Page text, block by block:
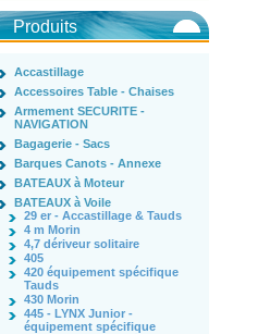
Produits
Accastillage
Accessoires Table - Chaises
Armement SECURITE -
NAVIGATION
Bagagerie - Sacs
Barques Canots - Annexe
BATEAUX à Moteur
BATEAUX à Voile
29 er - Accastillage & Tauds
4 m Morin
4,7 dériveur solitaire
405
420 équipement spécifique
Tauds
430 Morin
445 - LYNX Junior -
équipement spécifique